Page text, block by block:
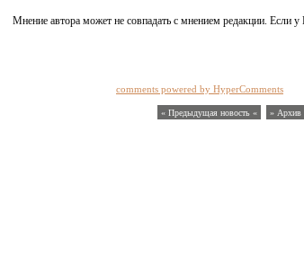
Мнение автора может не совпадать с мнением редакции. Если
comments powered by HyperComments
« Предыдущая новость « » Архив